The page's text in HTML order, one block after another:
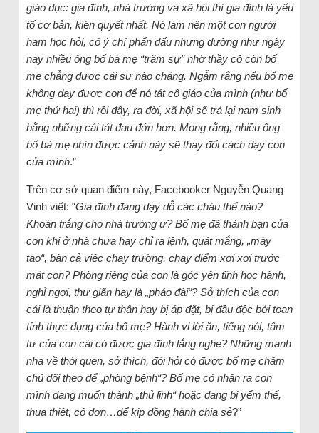
giáo dục: gia đình, nhà trường và xã hội thì gia đình là yếu
tố cơ bản, kiên quyết nhất. Nó làm nên một con người
ham học hỏi, có ý chí phấn đấu nhưng dường như ngày
nay nhiều ông bố bà mẹ “trăm sự” nhờ thầy cô còn bố
mẹ chẳng được cái sự nào chăng. Ngẫm rằng nếu bố mẹ
không dạy được con để nó tát cô giáo của mình (như bố
mẹ thứ hai) thì rồi đây, ra đời, xã hội sẽ trả lại nam sinh
bằng những cái tát đau đớn hơn. Mong rằng, nhiều ông
bố bà mẹ nhìn được cảnh này sẽ thay đổi cách dạy con
của mình.”
Trên cơ sở quan điểm này, Facebooker Nguyễn Quang
Vinh viết: “Gia đình đang dạy dỗ các cháu thế nào?
Khoán trắng cho nhà trường ư? Bố mẹ đã thành bạn của
con khi ở nhà chưa hay chỉ ra lệnh, quát mắng, „mày
tao“, bàn cả việc chạy trường, chạy điểm xơi xơi trước
mặt con? Phòng riêng của con là góc yên tĩnh học hành,
nghỉ ngơi, thư giãn hay là „pháo đài“? Sở thích của con
cái là thuận theo tự thân hay bị áp đặt, bị đầu độc bởi toan
tính thực dụng của bố mẹ? Hành vi lời ăn, tiếng nói, tâm
tư của con cái có được gia đình lắng nghe? Những manh
nha về thói quen, sở thích, đòi hỏi có được bố mẹ chăm
chú dõi theo để „phòng bệnh“? Bố mẹ có nhận ra con
mình đang muốn thành „thủ lĩnh“ hoặc đang bị yếm thế,
thua thiệt, cô đơn…để kịp đồng hành chia sẻ?”